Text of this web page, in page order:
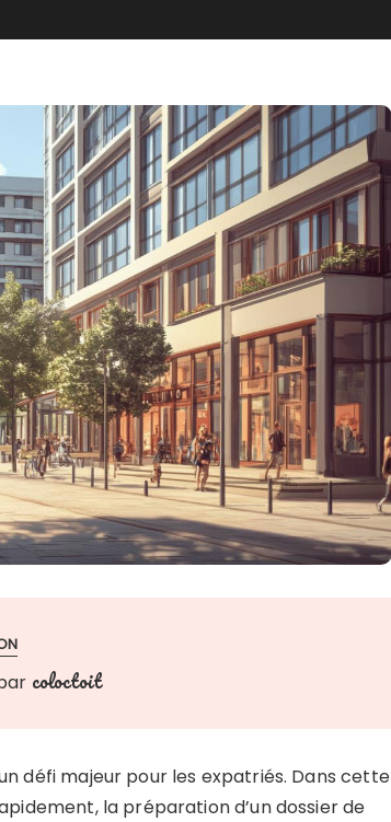
coloctoit
défi majeur pour les expatriés. Dans cette
la préparation d’un dossier de